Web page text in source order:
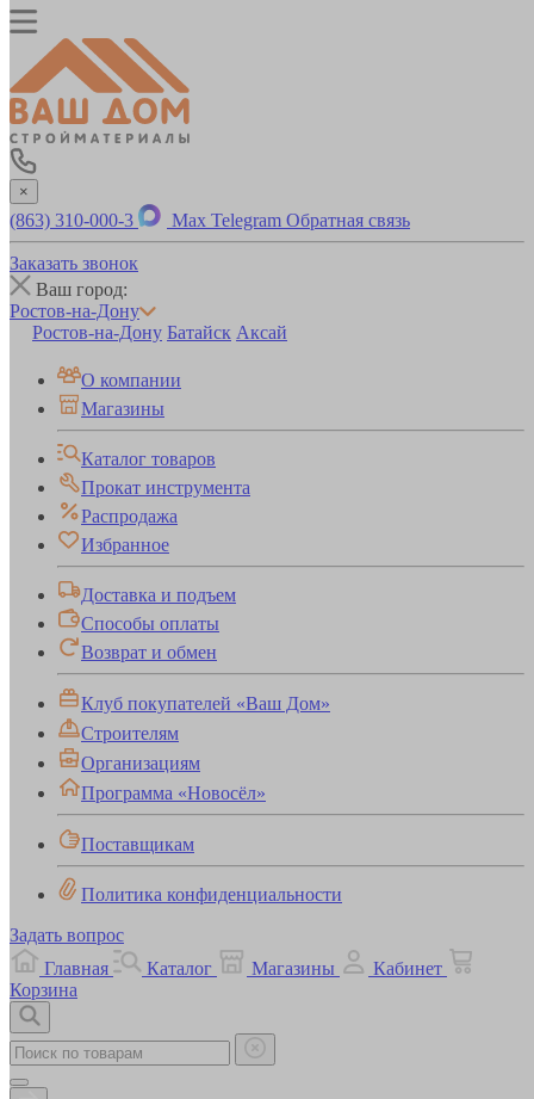
×
(863) 310-000-3 Max Telegram Обратная связь
Заказать звонок
Ваш город:
Ростов-на-Дону
Ростов-на-Дону Батайск Аксай
О компании
Магазины
Каталог товаров
Прокат инструмента
Распродажа
Избранное
Доставка и подъем
Способы оплаты
Возврат и обмен
Клуб покупателей «Ваш Дом»
Строителям
Организациям
Программа «Новосёл»
Поставщикам
Политика конфиденциальности
Задать вопрос
Главная
Каталог Магазины
Кабинет
Корзина